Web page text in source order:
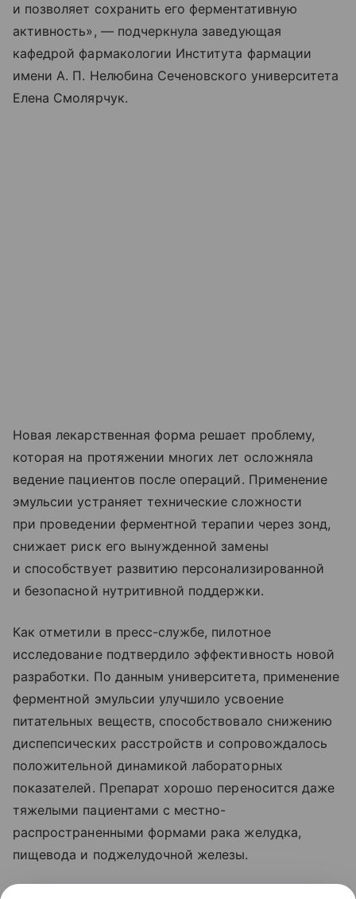
и позволяет сохранить его ферментативную
активность», — подчеркнула заведующая
кафедрой фармакологии Института фармации
имени А. П. Нелюбина Сеченовского университета
Елена Смолярчук.
Новая лекарственная форма решает проблему,
которая на протяжении многих лет осложняла
ведение пациентов после операций. Применение
эмульсии устраняет технические сложности
при проведении ферментной терапии через зонд,
снижает риск его вынужденной замены
и способствует развитию персонализированной
и безопасной нутритивной поддержки.
Как отметили в пресс-службе, пилотное
исследование подтвердило эффективность новой
разработки. По данным университета, применение
ферментной эмульсии улучшило усвоение
питательных веществ, способствовало снижению
диспепсических расстройств и сопровождалось
положительной динамикой лабораторных
показателей. Препарат хорошо переносится даже
тяжелыми пациентами с местно-
распространенными формами рака желудка,
пищевода и поджелудочной железы.